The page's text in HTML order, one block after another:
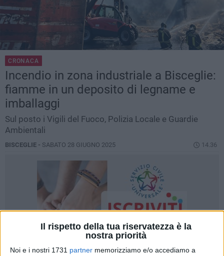
Il rispetto della tua riservatezza è la
nostra priorità
Noi e i nostri 1731 partner memorizziamo e/o accediamo a
CRONACA
Incendio in zona industriale a Bisceglie:
fiamme in un deposito di legname e
imballaggi
Sul posto i Vigili del Fuoco, Polizia Locale e Guardie
Ambientali
BISCEGLIE - SABATO 28 GIUGNO 2025 14.36